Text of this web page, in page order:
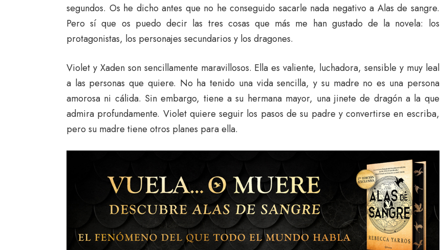
segundos. Os he dicho antes que no he conseguido sacarle nada negativo a Alas de sangre.
Pero sí que os puedo decir las tres cosas que más me han gustado de la novela: los
protagonistas, los personajes secundarios y los dragones.
Violet y Xaden son sencillamente maravillosos. Ella es valiente, luchadora, sensible y muy leal
a las personas que quiere. No ha tenido una vida sencilla, y su madre no es una persona
amorosa ni cálida. Sin embargo, tiene a su hermana mayor, una jinete de dragón a la que
admira profundamente. Violet quiere seguir los pasos de su padre y convertirse en escriba,
pero su madre tiene otros planes para ella.